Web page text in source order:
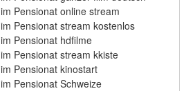
Pensionat online stream
Pensionat stream kostenlos
Pensionat hdfilme
Pensionat stream kkiste
Pensionat kinostart
Pensionat Schweize